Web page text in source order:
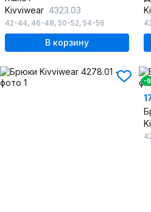
Kivviwear 4323.03
42-44, 46-48, 50-52, 54-56
В корзину
-